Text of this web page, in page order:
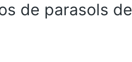
de parasols de